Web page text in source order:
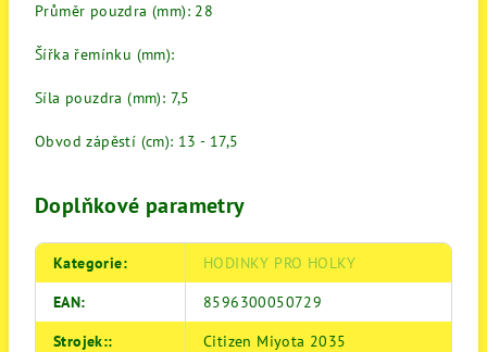
Průměr pouzdra (mm): 28
Šířka řemínku (mm):
Síla pouzdra (mm): 7,5
Obvod zápěstí (cm): 13 - 17,5
Doplňkové parametry
Kategorie:
HODINKY PRO HOLKY
EAN:
8596300050729
Strojek::
Citizen Miyota 2035